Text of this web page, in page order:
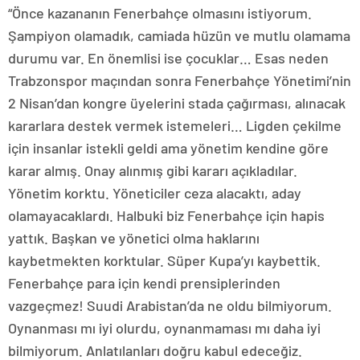
“Önce kazananın Fenerbahçe olmasını istiyorum.
Şampiyon olamadık, camiada hüzün ve mutlu olamama
durumu var. En önemlisi ise çocuklar… Esas neden
Trabzonspor maçından sonra Fenerbahçe Yönetimi’nin
2 Nisan’dan kongre üyelerini stada çağırması, alınacak
kararlara destek vermek istemeleri… Ligden çekilme
için insanlar istekli geldi ama yönetim kendine göre
karar almış. Onay alınmış gibi kararı açıkladılar.
Yönetim korktu. Yöneticiler ceza alacaktı, aday
olamayacaklardı. Halbuki biz Fenerbahçe için hapis
yattık. Başkan ve yönetici olma haklarını
kaybetmekten korktular. Süper Kupa’yı kaybettik.
Fenerbahçe para için kendi prensiplerinden
vazgeçmez! Suudi Arabistan’da ne oldu bilmiyorum.
Oynanması mı iyi olurdu, oynanmaması mı daha iyi
bilmiyorum. Anlatılanları doğru kabul edeceğiz.